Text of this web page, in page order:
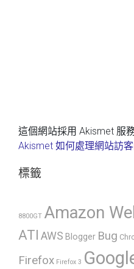
這個網站採用 Akismet 服
Akismet 如何處理網站訪
標籤
8800GT Amazon
ATI AWS Blogger Bug
Firefox Firefox 3